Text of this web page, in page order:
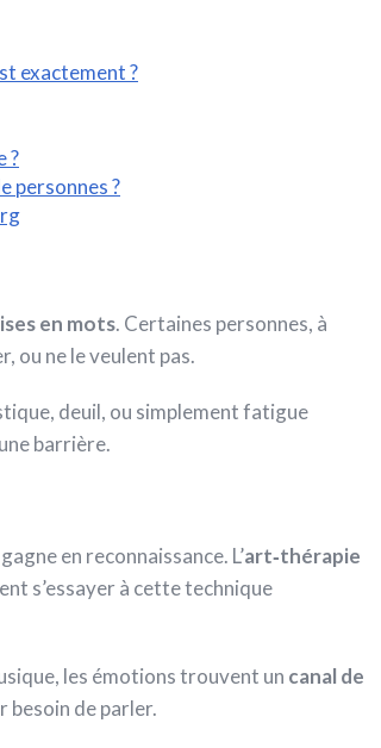
exactement ?
?
personnes ?
en mots. Certaines personnes, à
ou ne le veulent pas.
deuil, ou simplement fatigue
barrière.
en reconnaissance. L’art‑thérapie
s’essayer à cette technique
les émotions trouvent un canal de
besoin de parler.